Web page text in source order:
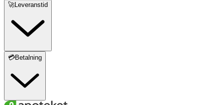
🚀Leveranstid
💳Betalning